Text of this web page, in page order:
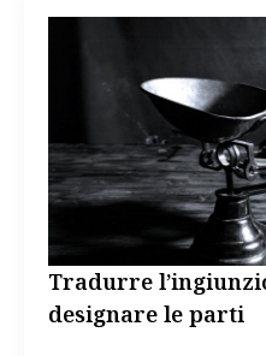
Tradurre
designare le parti